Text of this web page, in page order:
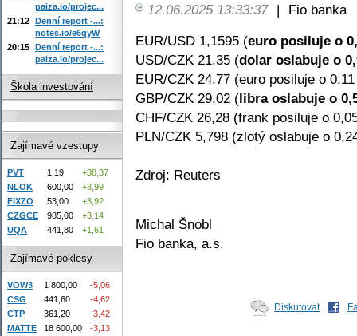
12.06.2025 13:33:37 |
Fio banka
EUR/USD 1,1595 (euro posiluje o
USD/CZK 21,35 (dolar oslabuje o
EUR/CZK 24,77 (euro posiluje o
GBP/CZK 29,02 (libra oslabuje o
CHF/CZK 26,28 (frank posiluje o
PLN/CZK 5,798 (zlotý oslabuje o
Zdroj: Reuters
Michal Šnobl
Fio banka, a.s.
Diskutovat
paiza.io/projec...
21:12 Denní report -...:
notes.io/e6qyW
20:15 Denní report -...:
paiza.io/projec...
Škola investování
Zajímavé vzestupy
PVT 1,19
+38,37
NLOK
600,00
+3,99
FIXZO
53,00
+3,92
CZGCE
985,00
+3,14
UQA
441,80 +1,61
Zajímavé poklesy
VOW3 1 800,00
-5,06
CSG
441,60
-4,62
CTP
361,20
-3,42
MATTE
18 600,00
-3,13